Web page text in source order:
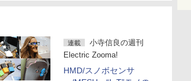
連載
小寺信良の週刊
Electric Zooma!
HMD/スノボセンサ